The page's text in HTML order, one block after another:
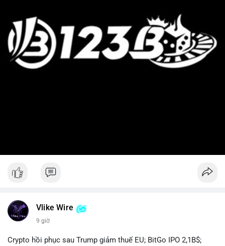
Vlike Wire
9 giờ
Crypto hồi phục sau Trump giảm thuế EU; BitGo IPO 2,1B$;